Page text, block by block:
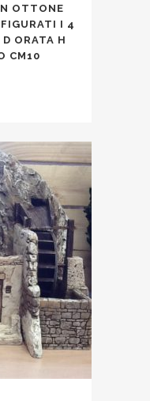
OTTONE
I 4
ORATA H
CM10